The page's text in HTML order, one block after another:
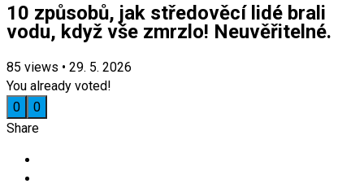
10 způsobů, jak středověcí lidé brali
vodu, když vše zmrzlo! Neuvěřitelné.
85 views • 29. 5. 2026
You already voted!
0
0
Share